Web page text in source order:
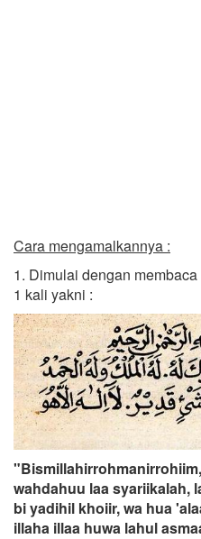
Cara mengamalkannya :
1. Dimulai dengan
1 kali yakni :
wahdahuu laa syariikalah,
bi yadihil khoiir, wa hua
illaha illaa huwa lahul